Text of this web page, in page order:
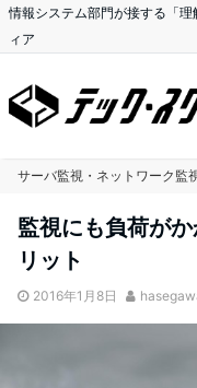
情報システム部門が接する「
ィア
サーバ監視・ネットワーク監
監視にも負荷が
リット
2016年1月8日